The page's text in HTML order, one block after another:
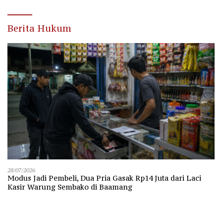
Berita Hukum
28/07/2026
Modus Jadi Pembeli, Dua Pria Gasak Rp14 Juta dari Laci
Kasir Warung Sembako di Baamang